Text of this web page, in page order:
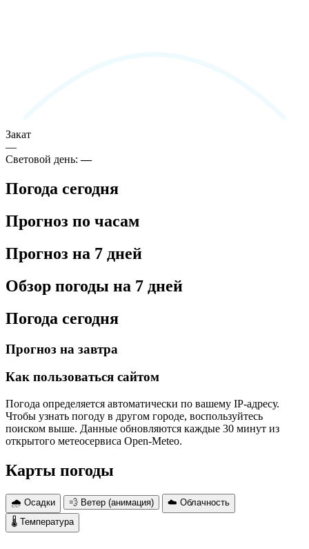
Закат
—
Световой день:—
Погода сегодня
Прогноз по часам
Прогноз на 7 дней
Обзор погоды на 7 дней
Погода сегодня
Прогноз на завтра
Как пользоваться сайтом
Погода определяется автоматически по вашему IP-адресу.
Чтобы узнать погоду в другом городе, воспользуйтесь
поиском выше. Данные обновляются каждые 30 минут из
открытого метеосервиса Open-Meteo.
Карты погоды
🌧 Осадки 💨 Ветер (анимация)
☁️ Облачность
🌡 Температура